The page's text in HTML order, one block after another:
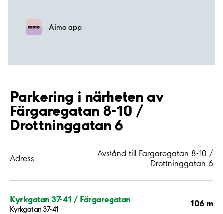
Aimo app
Parkering i närheten av
Färgaregatan 8-10 /
Drottninggatan 6
Adress
Avstånd till Färgaregatan 8-10 /
Drottninggatan 6
Kyrkgatan 37-41 / Färgaregatan
Kyrkgatan 37-41
106 m